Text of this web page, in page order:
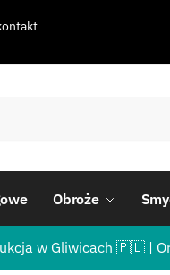
Obroże
w Gliwicach 🇵🇱 |